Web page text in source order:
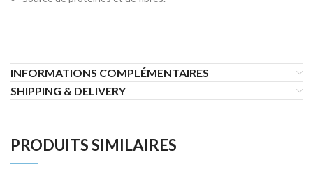
INFORMATIONS COMPLÉMENTAIRES
SHIPPING & DELIVERY
PRODUITS SIMILAIRES